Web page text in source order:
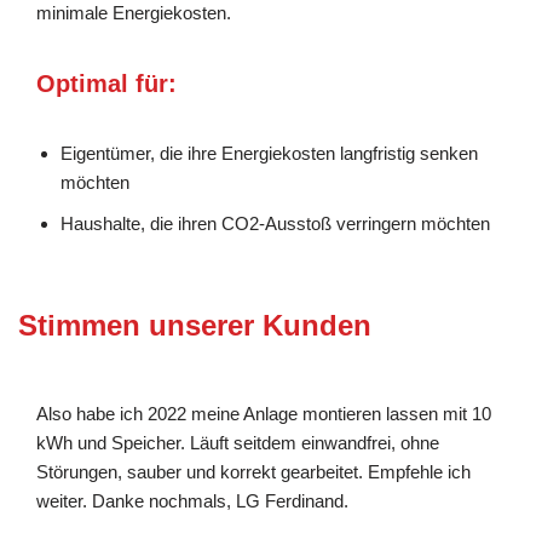
minimale Energiekosten.
Optimal für:
Eigentümer, die ihre Energiekosten langfristig senken
möchten
Haushalte, die ihren CO2-Ausstoß verringern möchten
Stimmen unserer Kunden
Also habe ich 2022 meine Anlage montieren lassen mit 10
kWh und Speicher. Läuft seitdem einwandfrei, ohne
Störungen, sauber und korrekt gearbeitet. Empfehle ich
weiter. Danke nochmals, LG Ferdinand.